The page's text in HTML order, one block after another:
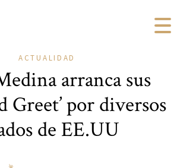
ACTUALIDAD
arranca sus
Greet’ por diversos
de EE.UU